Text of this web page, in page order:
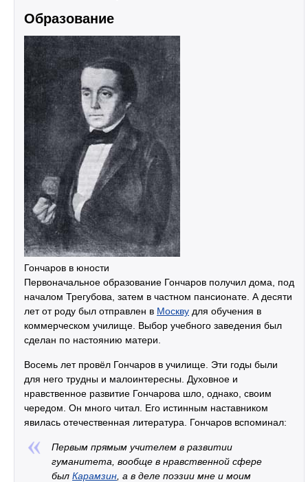
Образование
Гончаров в юности
Первоначальное образование Гончаров получил дома, под
началом Трегубова, затем в частном пансионате. А десяти
лет от роду был отправлен в Москву для обучения в
коммерческом училище. Выбор учебного заведения был
сделан по настоянию матери.
Восемь лет провёл Гончаров в училище. Эти годы были
для него трудны и малоинтересны. Духовное и
нравственное развитие Гончарова шло, однако, своим
чередом. Он много читал. Его истинным наставником
явилась отечественная литература. Гончаров вспоминал:
Первым прямым учителем в развитии
гуманитета, вообще в нравственной сфере
был Карамзин , а в деле поэзии мне и моим